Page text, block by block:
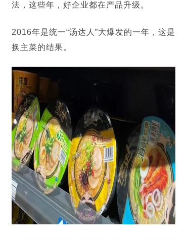
法，这些年，好企业都在产品升级。
2016年是统一“汤达人 ”大爆发的一年，这是
换主菜的结果。